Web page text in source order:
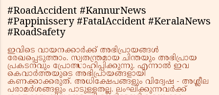
#RoadAccident #KannurNews
#Pappinissery #FatalAccident #KeralaNews
#RoadSafety
ഇവിടെ വായനക്കാർക്ക് അഭിപ്രായങ്ങൾ
രേഖപ്പെടുത്താം. സ്വതന്ത്രമായ ചിന്തയും അഭിപ്രായ
പ്രകടനവും പ്രോത്സാഹിപ്പിക്കുന്നു. എന്നാൽ ഇവ
കെവാർത്തയുടെ അഭിപ്രായങ്ങളായി
കണക്കാക്കരുത്. അധിക്ഷേപങ്ങളും വിദ്വേഷ - അശ്ലീല
പരാമർശങ്ങളും പാടുള്ളതല്ല. ലംഘിക്കുന്നവർക്ക്